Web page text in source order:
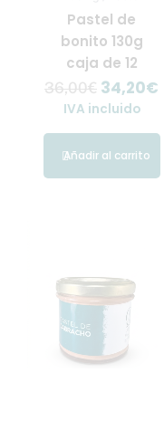
Pastel de
bonito 130g
caja de 12
36,00€ 34,20€
IVA incluido
Añadir al carrito
era:
42,00€.